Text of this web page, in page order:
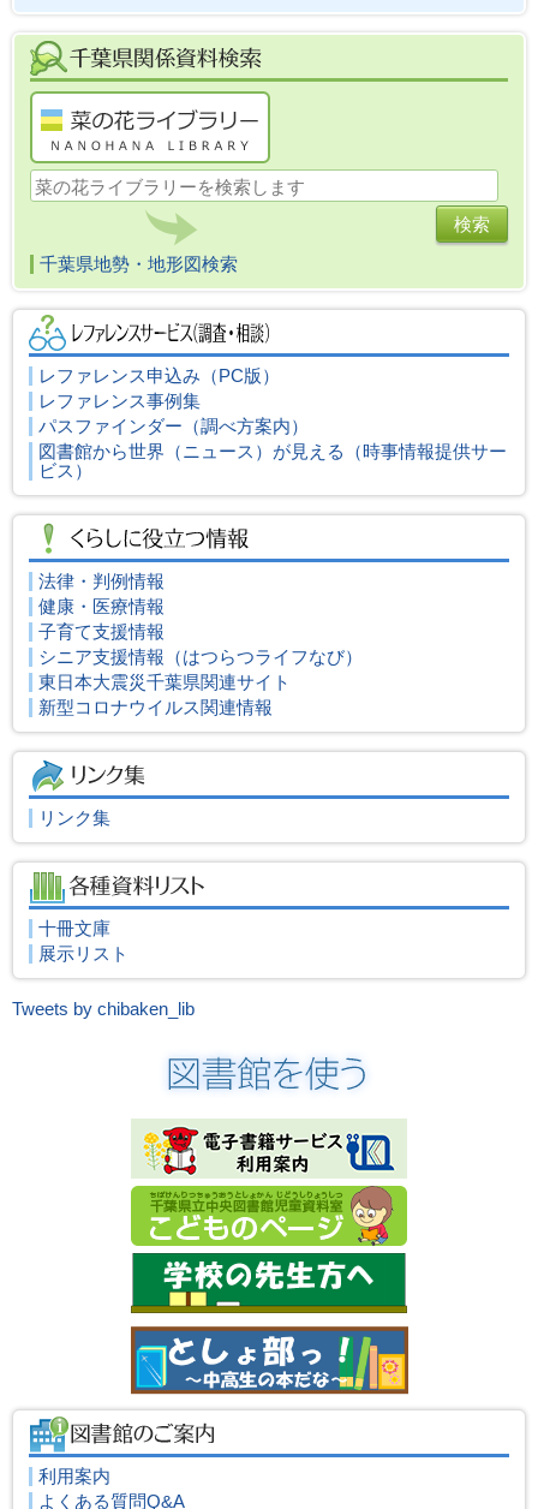
千葉県地勢・地形図検索
レファレンス申込み （PC版）
レファレンス事例集
パスファインダー（調べ方案内）
図書館から世界（ニュース）が見える（時事情報提供サー
ビス）
法律・判例情報
健康・医療情報
子育て支援情報
シニア支援情報（はつらつライフなび）
東日本大震災千葉県関連サイト
新型コロナウイルス関連情報
リンク集
十冊文庫
展示リスト
Tweets by chibaken_lib
利用案内
よくある質問Q&A